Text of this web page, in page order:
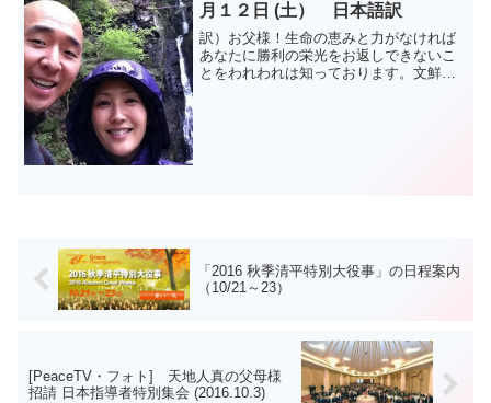
月１２日 (土） 日本語訳
訳）お父様！生命の恵みと力がなければ
あなたに勝利の栄光をお返しできないこ
とをわれわれは知っております。文鮮明
「2016 秋季清平特別大役事」の日程案内
（10/21～23）
[PeaceTV・フォト] 天地人真の父母様
招請 日本指導者特別集会 (2016.10.3)